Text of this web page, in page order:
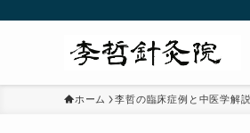
ホーム 李哲の臨床症例と中医学解説